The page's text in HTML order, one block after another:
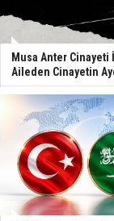
Musa Anter
Aileden Cinayetin